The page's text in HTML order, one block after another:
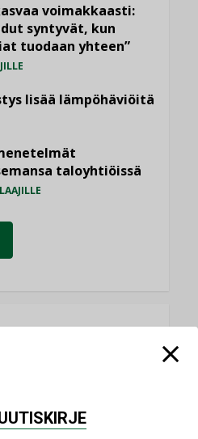
voimakkaasti:
syntyvät, kun
tuodaan yhteen”
lisää lämpöhäviöitä
taloyhtiöissä